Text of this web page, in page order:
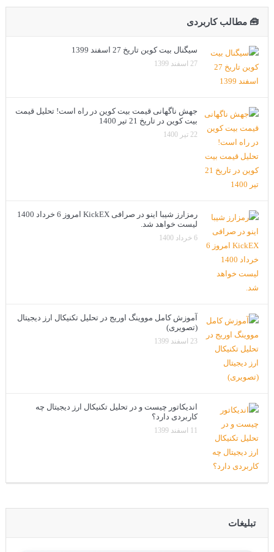
🧰 مطالب کاربردی
سیگنال بیت کوین تاریخ 27 اسفند 1399
27 اسفند 1399
جهش ناگهانی قیمت بیت کوین در راه است! تحلیل قیمت
بیت کوین در تاریخ 21 تیر 1400
22 تیر 1400
رمزارز شیبا اینو در صرافی KickEX امروز 6 خرداد 1400
لیست خواهد شد.
6 خرداد 1400
آموزش کامل مووینگ اوریج در تحلیل تکنیکال ارز دیجیتال
(تصویری)
23 اسفند 1399
اندیکاتور چیست و در تحلیل تکنیکال ارز دیجیتال چه
کاربردی دارد؟
11 اسفند 1399
تبلیغات